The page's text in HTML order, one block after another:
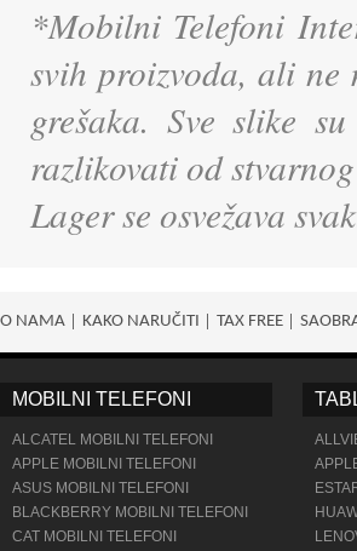
*Mobilni Telefoni
svih proizvoda, ali ne
grešaka. Sve slike
razlikovati od
Lager se osvežava
O NAMA KAKO NARUČITI TAX FREE
MOBILNI TELEFONI
ALCATEL MOBILNI TELEFONI
APPLE MOBILNI TELEFONI
ASUS MOBILNI TELEFONI
BLACKBERRY MOBILNI TELEFONI
CAT MOBILNI TELEFONI